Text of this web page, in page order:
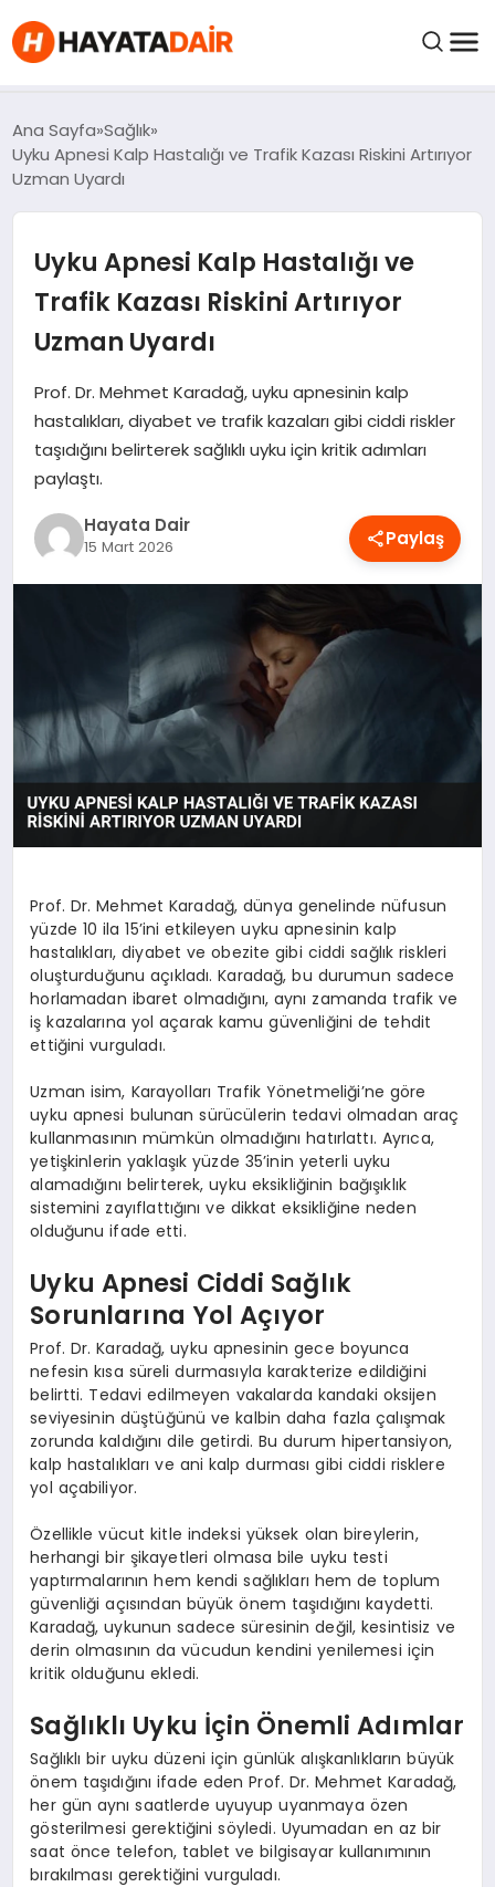
FIYATLAR
HABERLER
İNCELEMELER
KIMDIR?
NEDIR?
OYUN
RÜYA TABIRLERI
TEKNOLOJI
Ana Sayfa Sağlık
Uyku Apnesi Kalp Hastalığı ve Trafik Kazası Riskini Artırıyor
Uzman Uyardı
Uyku Apnesi Kalp Hastalığı ve
Trafik Kazası Riskini Artırıyor
Uzman Uyardı
Prof. Dr. Mehmet Karadağ, uyku apnesinin kalp
hastalıkları, diyabet ve trafik kazaları gibi ciddi riskler
taşıdığını belirterek sağlıklı uyku için kritik adımları
paylaştı.
Hayata Dair
15 Mart 2026 Paylaş
Prof. Dr. Mehmet Karadağ, dünya genelinde nüfusun
yüzde 10 ila 15’ini etkileyen uyku apnesinin kalp
hastalıkları, diyabet ve obezite gibi ciddi sağlık riskleri
oluşturduğunu açıkladı. Karadağ, bu durumun sadece
horlamadan ibaret olmadığını, aynı zamanda trafik ve
iş kazalarına yol açarak kamu güvenliğini de tehdit
ettiğini vurguladı.
Uzman isim, Karayolları Trafik Yönetmeliği’ne göre
uyku apnesi bulunan sürücülerin tedavi olmadan araç
kullanmasının mümkün olmadığını hatırlattı. Ayrıca,
yetişkinlerin yaklaşık yüzde 35’inin yeterli uyku
alamadığını belirterek, uyku eksikliğinin bağışıklık
sistemini zayıflattığını ve dikkat eksikliğine neden
olduğunu ifade etti.
Uyku Apnesi Ciddi Sağlık
Sorunlarına Yol Açıyor
Prof. Dr. Karadağ, uyku apnesinin gece boyunca
nefesin kısa süreli durmasıyla karakterize edildiğini
belirtti. Tedavi edilmeyen vakalarda kandaki oksijen
seviyesinin düştüğünü ve kalbin daha fazla çalışmak
zorunda kaldığını dile getirdi. Bu durum hipertansiyon,
kalp hastalıkları ve ani kalp durması gibi ciddi risklere
yol açabiliyor.
Özellikle vücut kitle indeksi yüksek olan bireylerin,
herhangi bir şikayetleri olmasa bile uyku testi
yaptırmalarının hem kendi sağlıkları hem de toplum
güvenliği açısından büyük önem taşıdığını kaydetti.
Karadağ, uykunun sadece süresinin değil, kesintisiz ve
derin olmasının da vücudun kendini yenilemesi için
kritik olduğunu ekledi.
Sağlıklı Uyku İçin Önemli Adımlar
Sağlıklı bir uyku düzeni için günlük alışkanlıkların büyük
önem taşıdığını ifade eden Prof. Dr. Mehmet Karadağ,
her gün aynı saatlerde uyuyup uyanmaya özen
gösterilmesi gerektiğini söyledi. Uyumadan en az bir
saat önce telefon, tablet ve bilgisayar kullanımının
bırakılması gerektiğini vurguladı.